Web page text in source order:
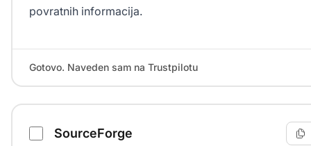
povratnih informacija.
Gotovo. Naveden sam na Trustpilotu
SourceForge